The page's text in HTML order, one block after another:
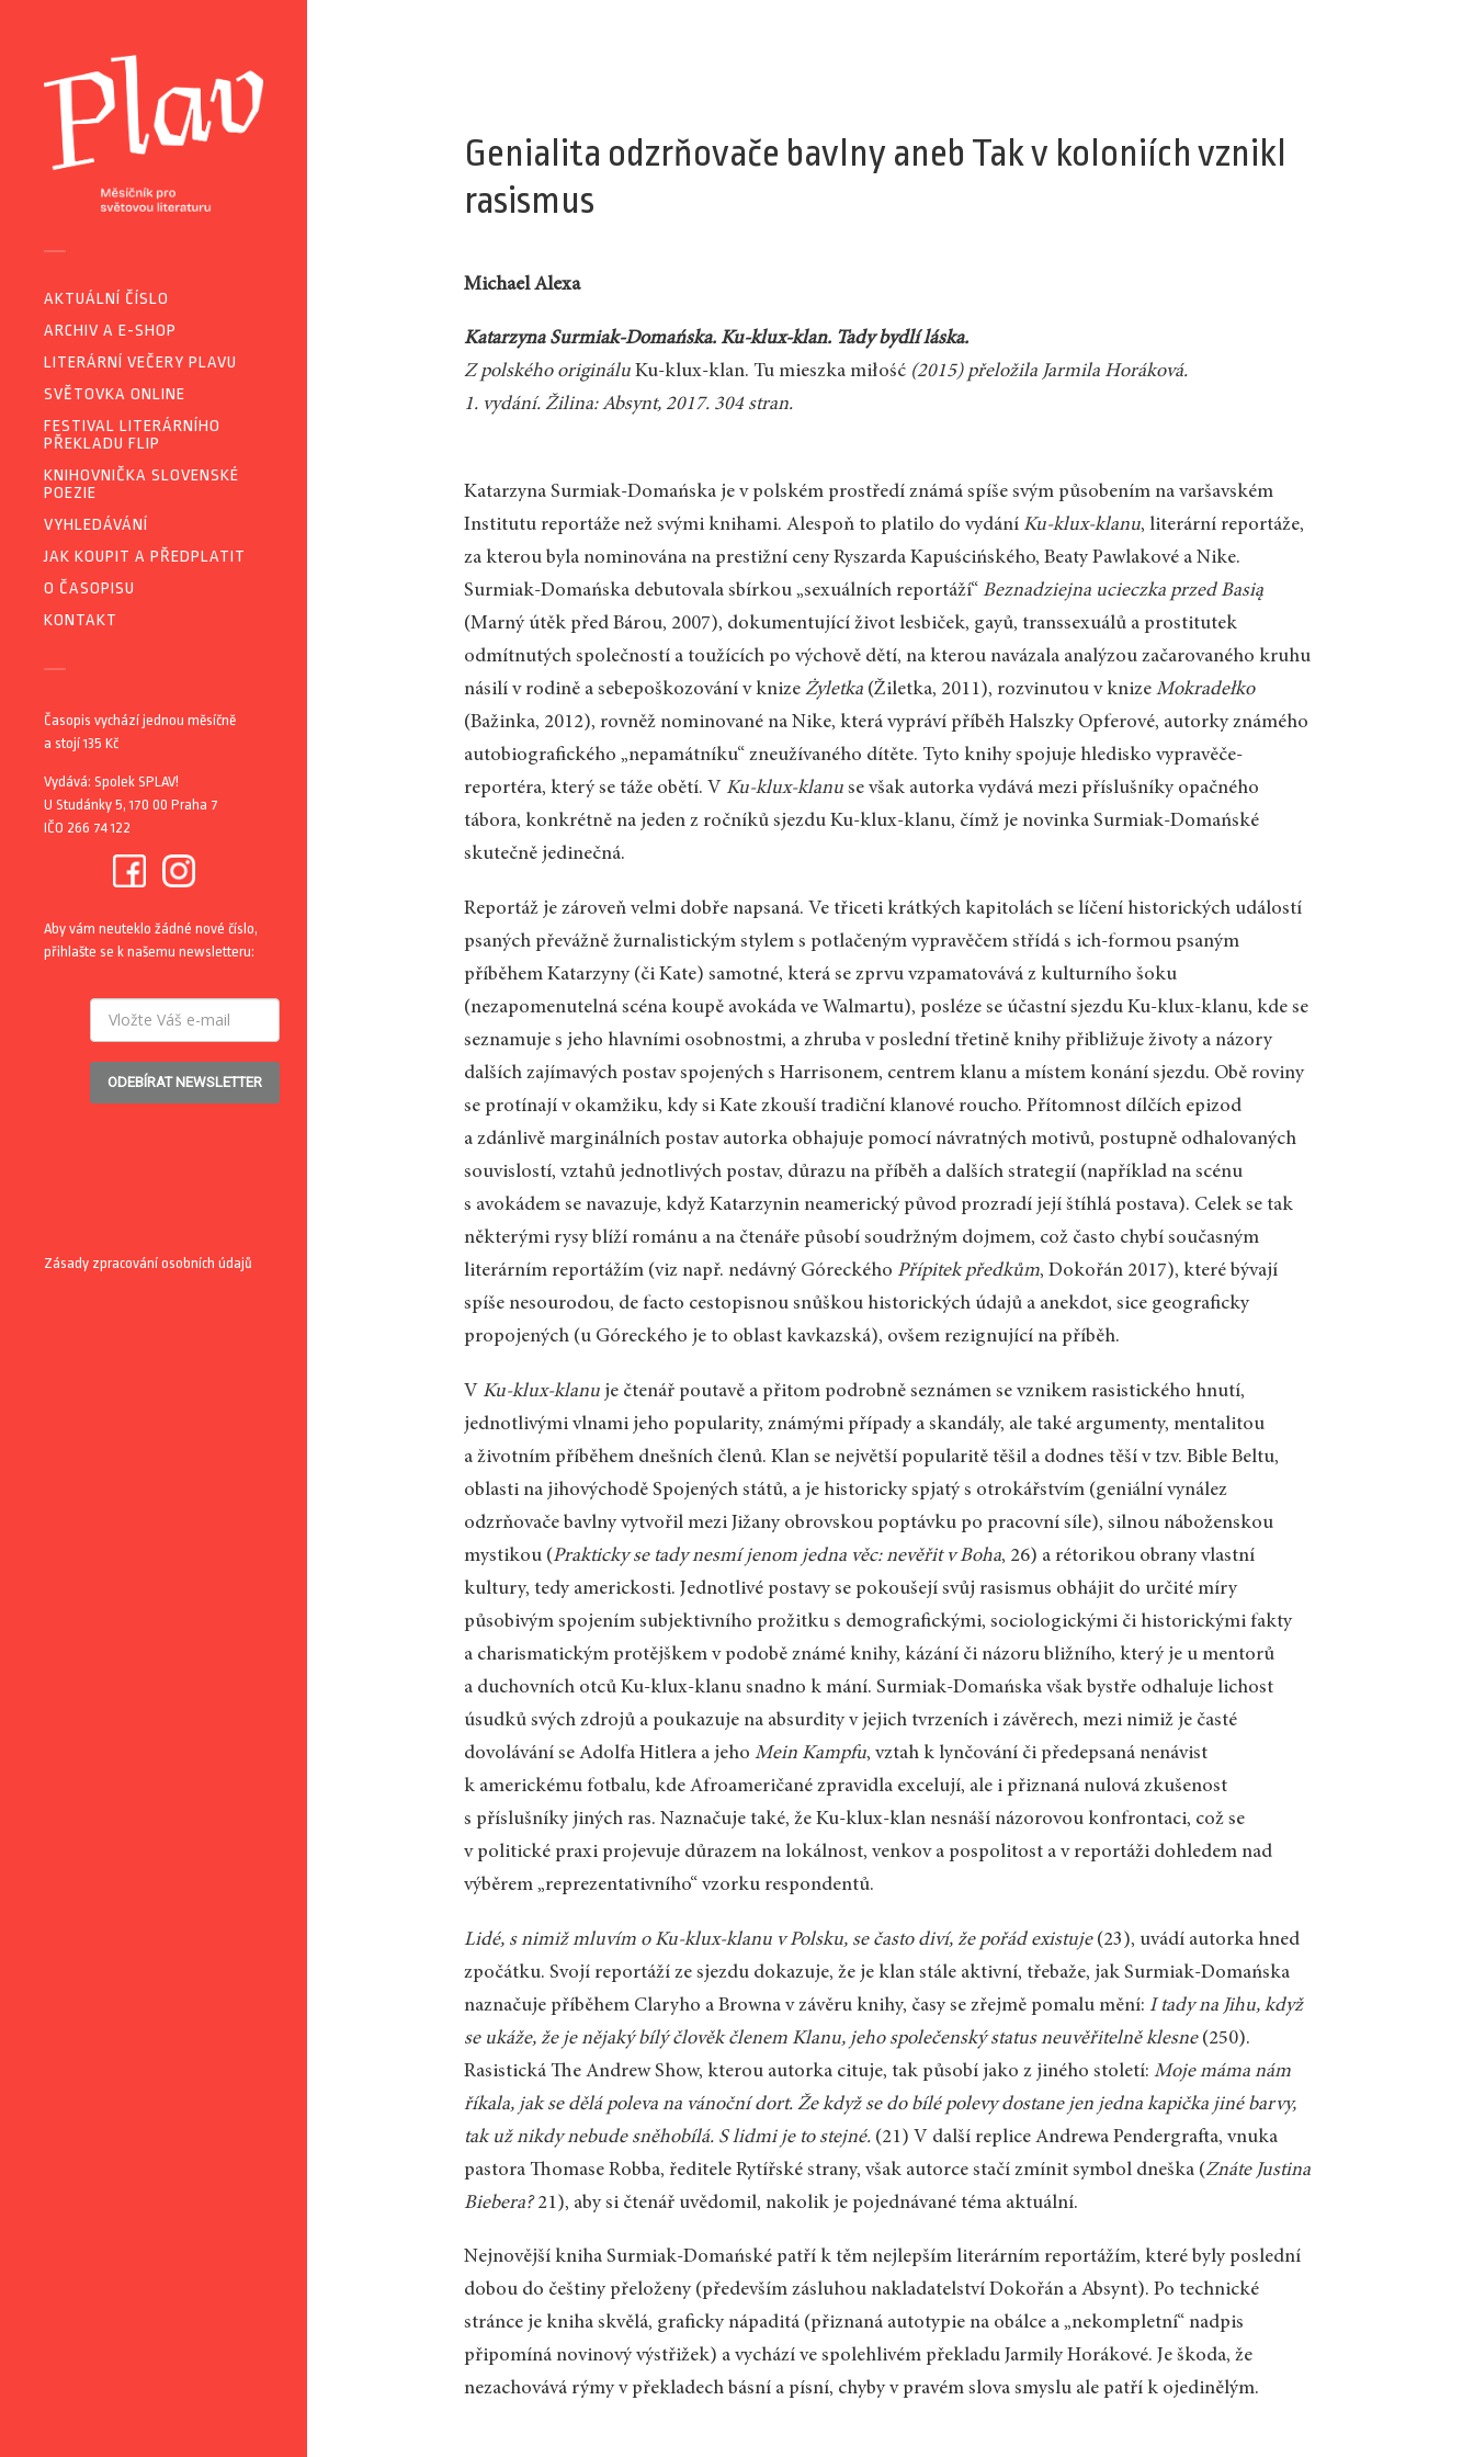
AKTUÁLNÍ ČÍSLO
ARCHIV A E-SHOP
LITERÁRNÍ VEČERY PLAVU
SVĚTOVKA ONLINE
FESTIVAL LITERÁRNÍHO
PŘEKLADU FLIP
KNIHOVNIČKA SLOVENSKÉ
POEZIE
VYHLEDÁVÁNÍ
JAK KOUPIT A PŘEDPLATIT
O ČASOPISU
KONTAKT
Časopis vychází jednou měsíčně
a stojí 135 Kč
Vydává: Spolek SPLAV!
U Studánky 5, 170 00 Praha 7
IČO 266 74 122
Aby vám neuteklo žádné nové číslo,
přihlašte se k našemu newsletteru:
ODEBÍRAT NEWSLETTER
Zásady zpracování osobních údajů
Genialita odzrňovače bavlny aneb Tak v koloniích vznikl
rasismus
Michael Alexa
Katarzyna Surmiak-Domańska. Ku-klux-klan. Tady bydlí láska.
Z polského origináluKu-klux-klan. Tu mieszka miłość (2015) přeložila Jarmila Horáková.
1. vydání. Žilina: Absynt, 2017. 304 stran.
Katarzyna Surmiak-Domańska je v polském prostředí známá spíše svým působením na varšavském
Institutu reportáže než svými knihami. Alespoň to platilo do vydání Ku-klux-klanu, literární reportáže,
za kterou byla nominována na prestižní ceny Ryszarda Kapuścińského, Beaty Pawlakové a Nike.
Surmiak-Domańska debutovala sbírkou „sexuálních reportáží“Beznadziejna ucieczka przed Basią
(Marný útěk před Bárou, 2007), dokumentující život lesbiček, gayů, transsexuálů a prostitutek
odmítnutých společností a toužících po výchově dětí, na kterou navázala analýzou začarovaného kruhu
násilí v rodině a sebepoškozování v knizeŻyletka (Žiletka, 2011), rozvinutou v knizeMokradełko
(Bažinka, 2012), rovněž nominované na Nike, která vypráví příběh Halszky Opferové, autorky známého
autobiografického „nepamátníku“ zneužívaného dítěte. Tyto knihy spojuje hledisko vypravěče-
reportéra, který se táže obětí. V Ku-klux-klanu se však autorka vydává mezi příslušníky opačného
tábora, konkrétně na jeden z ročníků sjezdu Ku-klux-klanu, čímž je novinka Surmiak-Domańské
skutečně jedinečná.
Reportáž je zároveň velmi dobře napsaná. Ve třiceti krátkých kapitolách se líčení historických událostí
psaných převážně žurnalistickým stylem s potlačeným vypravěčem střídá s ich-formou psaným
příběhem Katarzyny (či Kate) samotné, která se zprvu vzpamatovává z kulturního šoku
(nezapomenutelná scéna koupě avokáda ve Walmartu), posléze se účastní sjezdu Ku-klux-klanu, kde se
seznamuje s jeho hlavními osobnostmi, a zhruba v poslední třetině knihy přibližuje životy a názory
dalších zajímavých postav spojených s Harrisonem, centrem klanu a místem konání sjezdu. Obě roviny
se protínají v okamžiku, kdy si Kate zkouší tradiční klanové roucho. Přítomnost dílčích epizod
a zdánlivě marginálních postav autorka obhajuje pomocí návratných motivů, postupně odhalovaných
souvislostí, vztahů jednotlivých postav, důrazu na příběh a dalších strategií (například na scénu
s avokádem se navazuje, když Katarzynin neamerický původ prozradí její štíhlá postava). Celek se tak
některými rysy blíží románu a na čtenáře působí soudržným dojmem, což často chybí současným
literárním reportážím (viz např. nedávný Góreckého Přípitek předkům, Dokořán 2017), které bývají
spíše nesourodou, de facto cestopisnou snůškou historických údajů a anekdot, sice geograficky
propojených (u Góreckého je to oblast kavkazská), ovšem rezignující na příběh.
V Ku-klux-klanu je čtenář poutavě a přitom podrobně seznámen se vznikem rasistického hnutí,
jednotlivými vlnami jeho popularity, známými případy a skandály, ale také argumenty, mentalitou
a životním příběhem dnešních členů. Klan se největší popularitě těšil a dodnes těší v tzv. Bible Beltu,
oblasti na jihovýchodě Spojených států, a je historicky spjatý s otrokářstvím (geniální vynález
odzrňovače bavlny vytvořil mezi Jižany obrovskou poptávku po pracovní síle), silnou náboženskou
mystikou (Prakticky se tady nesmí jenom jedna věc: nevěřit v Boha, 26) a rétorikou obrany vlastní
kultury, tedy americkosti. Jednotlivé postavy se pokoušejí svůj rasismus obhájit do určité míry
působivým spojením subjektivního prožitku s demografickými, sociologickými či historickými fakty
a charismatickým protějškem v podobě známé knihy, kázání či názoru bližního, který je u mentorů
a duchovních otců Ku-klux-klanu snadno k mání. Surmiak-Domańska však bystře odhaluje lichost
úsudků svých zdrojů a poukazuje na absurdity v jejich tvrzeních i závěrech, mezi nimiž je časté
dovolávání se Adolfa Hitlera a jehoMein Kampfu, vztah k lynčování či předepsaná nenávist
k americkému fotbalu, kde Afroameričané zpravidla excelují, ale i přiznaná nulová zkušenost
s příslušníky jiných ras. Naznačuje také, že Ku-klux-klan nesnáší názorovou konfrontaci, což se
v politické praxi projevuje důrazem na lokálnost, venkov a pospolitost a v reportáži dohledem nad
výběrem „reprezentativního“ vzorku respondentů.
Lidé, s nimiž mluvím o Ku-klux-klanu v Polsku, se často diví, že pořád existuje (23), uvádí autorka hned
zpočátku. Svojí reportáží ze sjezdu dokazuje, že je klan stále aktivní, třebaže, jak Surmiak-Domańska
naznačuje příběhem Claryho a Browna v závěru knihy, časy se zřejmě pomalu mění:I tady na Jihu, když
se ukáže, že je nějaký bílý člověk členem Klanu, jeho společenský status neuvěřitelně klesne(250).
Rasistická The Andrew Show, kterou autorka cituje, tak působí jako z jiného století:Moje máma nám
říkala, jak se dělá poleva na vánoční dort. Že když se do bílé polevy dostane jen jedna kapička jiné barvy,
tak už nikdy nebude sněhobílá. S lidmi je to stejné. (21) V další replice Andrewa Pendergrafta, vnuka
pastora Thomase Robba, ředitele Rytířské strany, však autorce stačí zmínit symbol dneška (Znáte Justina
Biebera?21), aby si čtenář uvědomil, nakolik je pojednávané téma aktuální.
Nejnovější kniha Surmiak-Domańské patří k těm nejlepším literárním reportážím, které byly poslední
dobou do češtiny přeloženy (především zásluhou nakladatelství Dokořán a Absynt). Po technické
stránce je kniha skvělá, graficky nápaditá (přiznaná autotypie na obálce a „nekompletní“ nadpis
připomíná novinový výstřižek) a vychází ve spolehlivém překladu Jarmily Horákové. Je škoda, že
nezachovává rýmy v překladech básní a písní, chyby v pravém slova smyslu ale patří k ojedinělým.